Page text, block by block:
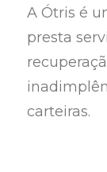
A Ótris é
presta
carteiras.